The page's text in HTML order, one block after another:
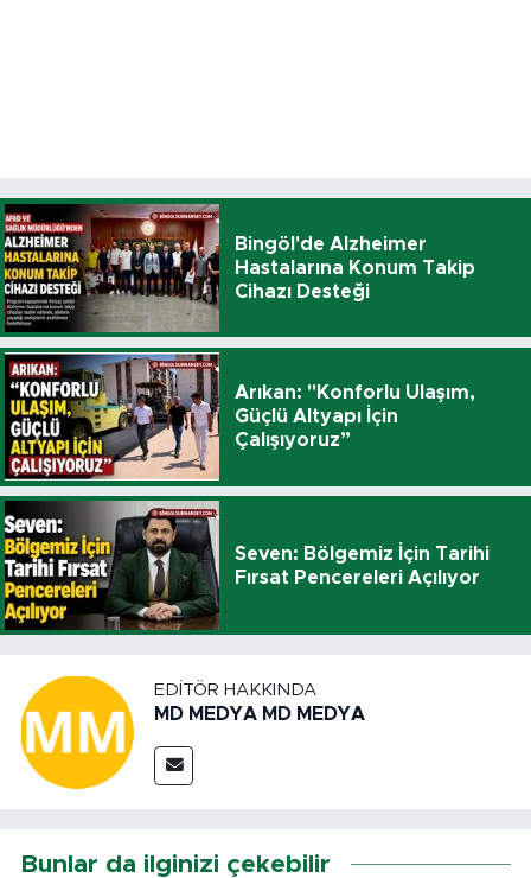
Bingöl'de Alzheimer
Hastalarına Konum Takip
Cihazı Desteği
Arıkan: "Konforlu Ulaşım,
Güçlü Altyapı İçin
Çalışıyoruz”
Seven: Bölgemiz İçin Tarihi
Fırsat Pencereleri Açılıyor
EDITÖR HAKKINDA
MD MEDYA MD MEDYA
Bunlar da ilginizi çekebilir